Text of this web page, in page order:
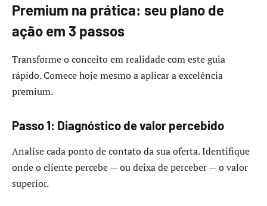
Premium na prática: seu plano de
ação em 3 passos
Transforme o conceito em realidade com este guia
rápido. Comece hoje mesmo a aplicar a excelência
premium.
Passo 1: Diagnóstico de valor percebido
Analise cada ponto de contato da sua oferta. Identifique
onde o cliente percebe — ou deixa de perceber — o valor
superior.